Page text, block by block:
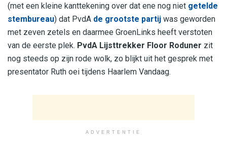
(met een kleine kanttekening over dat ene nog niet getelde
stembureau) dat PvdA de grootste partij was geworden
met zeven zetels en daarmee GroenLinks heeft verstoten
van de eerste plek. PvdA Lijsttrekker Floor Roduner zit
nog steeds op zijn rode wolk, zo blijkt uit het gesprek met
presentator Ruth oei tijdens Haarlem Vandaag.
ADVERTENTIE